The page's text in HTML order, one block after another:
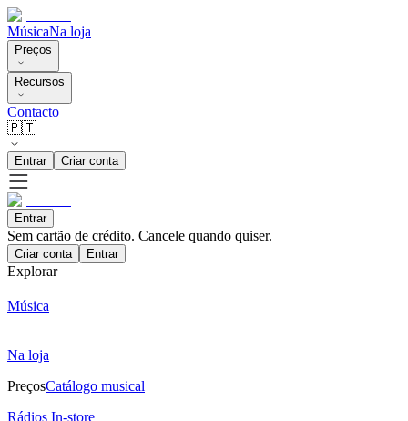
MúsicaNa loja
Preços
Recursos
Contacto
🇵🇹
Entrar Criar conta
Entrar
Sem cartão de crédito. Cancele quando quiser.
Criar conta Entrar
Explorar
Música
Na loja
PreçosCatálogo musical
Rádios In-store